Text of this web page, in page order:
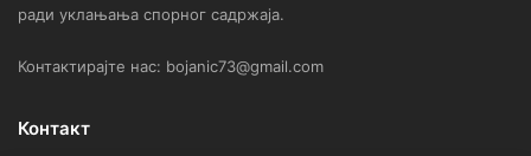
ради уклањања спорног садржаја.
Контактирајте нас: bojanic73@gmail.com
Контакт